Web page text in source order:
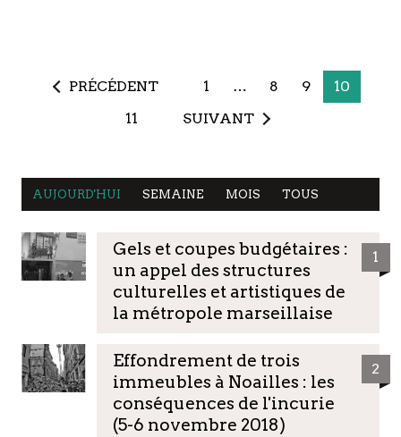
PRÉCÉDENT 1 … 8 9
10
11
SUIVANT
AUJOURD'HUI SEMAINE MOIS TOUS
Gels et coupes budgétaires :
un appel des structures
culturelles et artistiques de
la métropole marseillaise
1
Effondrement de trois
immeubles à Noailles : les
conséquences de l'incurie
(5-6 novembre 2018)
2